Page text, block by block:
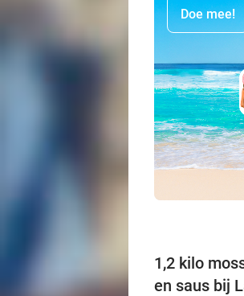
Doe mee!
1,2 kilo
en saus bij